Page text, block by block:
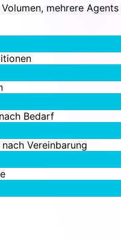
mehrere Agents
Bedarf
Vereinbarung